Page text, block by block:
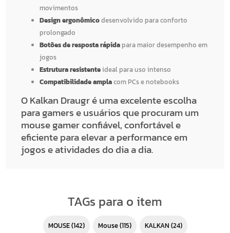
movimentos
Design ergonômicodesenvolvido para conforto
prolongado
Botões de resposta rápida para maior desempenho em
jogos
Estrutura resistenteideal para uso intenso
Compatibilidade amplacom PCs e notebooks
O Kalkan Draugr é uma excelente escolha
para gamers e usuários que procuram um
mouse gamer confiável, confortável e
eficiente para elevar a performance em
jogos e atividades do dia a dia.
TAGs para o item
MOUSE(142) mouse(115) KALKAN (24)